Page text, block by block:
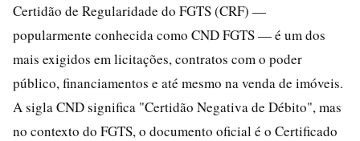
Certidão de Regularidade do FGTS (CRF) —
popularmente conhecida como CND FGTS — é um dos
mais exigidos em licitações, contratos com o poder
público, financiamentos e até mesmo na venda de imóveis.
A sigla CND significa "Certidão Negativa de Débito", mas
no contexto do FGTS, o documento oficial é o Certificado